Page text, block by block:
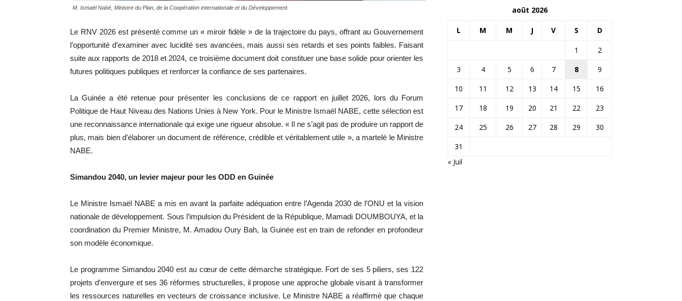
M. Ismaël Nabé, Ministre du Plan, de la Coopération internationale et du Développement.
Le RNV 2026 est présenté comme un « miroir fidèle » de la trajectoire du pays, offrant au Gouvernement
l’opportunité d’examiner avec lucidité ses avancées, mais aussi ses retards et ses points faibles. Faisant
suite aux rapports de 2018 et 2024, ce troisième document doit constituer une base solide pour orienter les
futures politiques publiques et renforcer la confiance de ses partenaires.
La Guinée a été retenue pour présenter les conclusions de ce rapport en juillet 2026, lors du Forum
Politique de Haut Niveau des Nations Unies à New York. Pour le Ministre Ismaël NABE, cette sélection est
une reconnaissance internationale qui exige une rigueur absolue. « Il ne s’agit pas de produire un rapport de
plus, mais bien d’élaborer un document de référence, crédible et véritablement utile », a martelé le Ministre
NABE.
Simandou 2040, un levier majeur pour les ODD en Guinée
Le Ministre Ismaël NABE a mis en avant la parfaite adéquation entre l’Agenda 2030 de l’ONU et la vision
nationale de développement. Sous l’impulsion du Président de la République, Mamadi DOUMBOUYA, et la
coordination du Premier Ministre, M. Amadou Oury Bah, la Guinée est en train de refonder en profondeur
son modèle économique.
Le programme Simandou 2040 est au cœur de cette démarche stratégique. Fort de ses 5 piliers, ses 122
projets d’envergure et ses 36 réformes structurelles, il propose une approche globale visant à transformer
les ressources naturelles en vecteurs de croissance inclusive. Le Ministre NABE a réaffirmé que chaque
août 2026
L M M J V S D
1
2
3
4 5 6 7 8
9
10
11 12 13 14 15
16
17
18 19 20 21 22
23
24
25 26 27 28 29
30
31
« Juil